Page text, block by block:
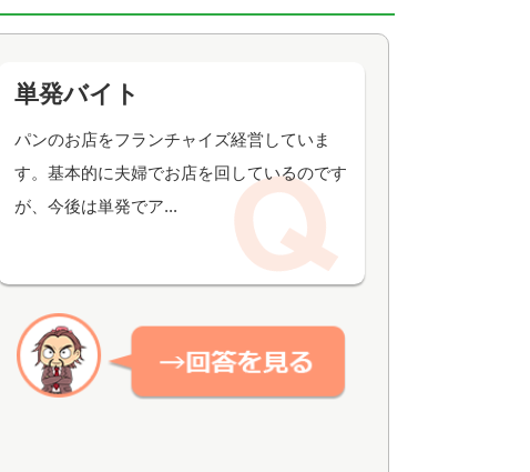
単発バイト
パンのお店をフランチャイズ経営していま
す。基本的に夫婦でお店を回しているのです
が、今後は単発でア...